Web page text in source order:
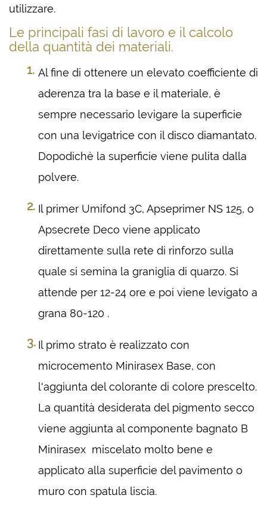
utilizzare.
Le principali fasi di lavoro e il calcolo
della quantità dei materiali.
Al fine di ottenere un elevato coefficiente di
aderenza tra la base e il materiale, è
sempre necessario levigare la superficie
con una levigatrice con il disco diamantato.
Dopodichè la superficie viene pulita dalla
polvere.
Il primer Umifond 3C, Apseprimer NS 125, o
Apsecrete Deco viene applicato
direttamente sulla rete di rinforzo sulla
quale si semina la graniglia di quarzo. Si
attende per 12-24 ore e poi viene levigato a
grana 80-120 .
Il primo strato è realizzato con
microcemento Minirasex Base, con
l'aggiunta del colorante di colore prescelto.
La quantità desiderata del pigmento secco
viene aggiunta al componente bagnato B
Minirasex miscelato molto bene e
applicato alla superficie del pavimento o
muro con spatula liscia.